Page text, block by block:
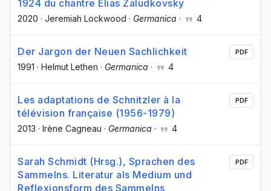
1924 du chantre Elias Zaludkovsky
2020 · Jeremiah Lockwood · Germanica · 4
Der Jargon der Neuen Sachlichkeit
1991 · Helmut Lethen · Germanica · 4
PDF
Les adaptations de Schnitzler à la
télévision française (1956-1979)
2013 · Irène Cagneau · Germanica · 4
PDF
Sarah Schmidt (Hrsg.), Sprachen des
Sammelns. Literatur als Medium und
Reflexionsform des Sammelns
PDF